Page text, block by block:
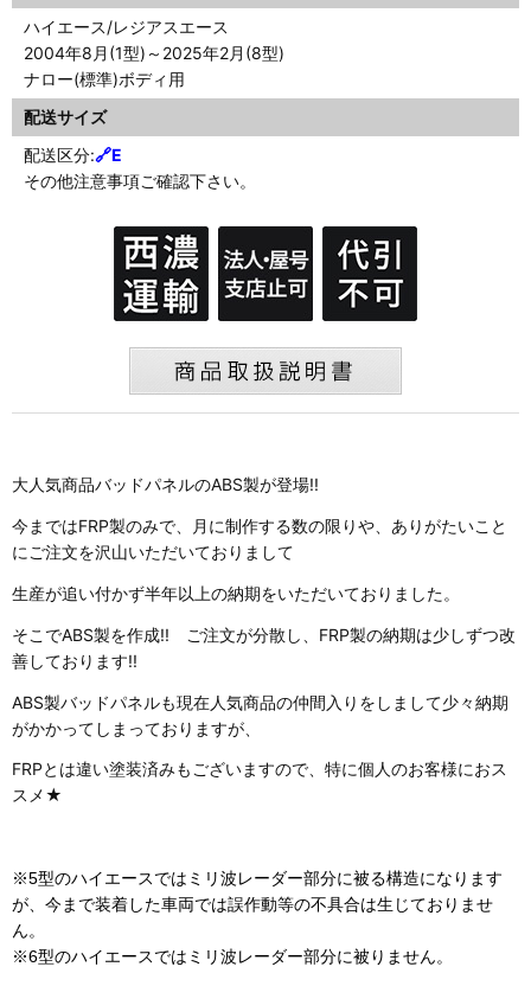
ハイエース/レジアスエース
2004年8月(1型)～2025年2月(8型)
ナロー(標準)ボディ用
配送サイズ
配送区分:🔗E
その他注意事項ご確認下さい。
大人気商品バッドパネルのABS製が登場!!
今まではFRP製のみで、月に制作する数の限りや、ありがたいこと
にご注文を沢山いただいておりまして
生産が追い付かず半年以上の納期をいただいておりました。
そこでABS製を作成!! ご注文が分散し、FRP製の納期は少しずつ改
善しております!!
ABS製バッドパネルも現在人気商品の仲間入りをしまして少々納期
がかかってしまっておりますが、
FRPとは違い塗装済みもございますので、特に個人のお客様におス
スメ★
※5型のハイエースではミリ波レーダー部分に被る構造になります
が、今まで装着した車両では誤作動等の不具合は生じておりませ
ん。
※6型のハイエースではミリ波レーダー部分に被りません。